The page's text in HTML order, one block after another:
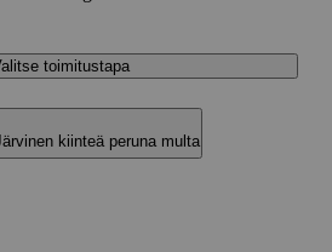
toimitustapa
kiinteä peruna multa